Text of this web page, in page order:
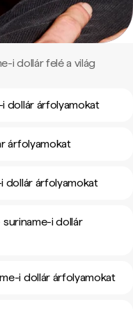
i dollár felé a világ
dollár árfolyamokat
árfolyamokat
dollár árfolyamokat
suriname-i dollár
i dollár árfolyamokat